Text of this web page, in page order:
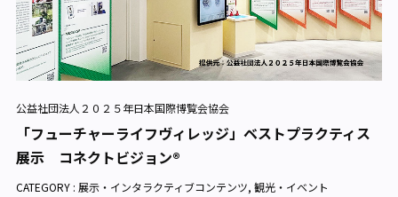
公益社団法人２０２５年日本国際博覧会協会
「フューチャーライフヴィレッジ」ベストプラクティス
展示 コネクトビジョン®
CATEGORY : 展示・インタラクティブコンテンツ, 観光・イベント